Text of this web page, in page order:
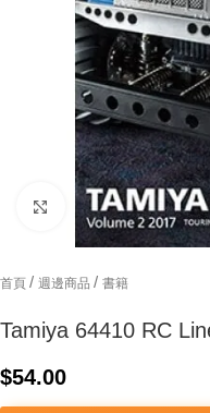
Click to enlarge
首頁 / 週邊商品 / 書籍
Tamiya 64410 RC
$54.00